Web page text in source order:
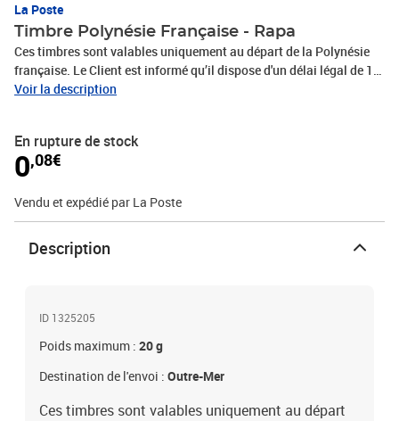
La Poste
Timbre Polynésie Française - Rapa
Ces timbres sont valables uniquement au départ de la Polynésie
française. Le Client est informé qu’il dispose d'un délai légal de 14
jours à compter de la date de réception de sa commande pour se
figurant en annexe 1 des CGV par voie postale : Service Client
Internet - La Boutique - 99 999 La Poste Cedex
Voir la description
En rupture de stock
0,08€
Vendu et expédié par La Poste
Description
ID 1325205
Poids maximum : 20 g
Destination de l'envoi : Outre-Mer
Ces timbres sont valables uniquement au départ